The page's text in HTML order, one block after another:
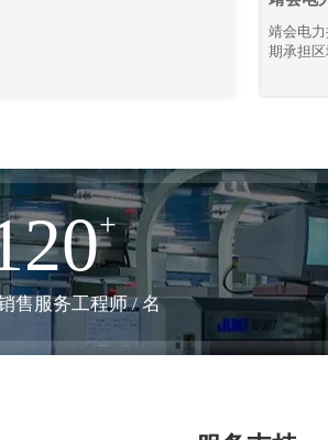
节能解
靖会电
期承担
品，全
靠。
+
售服务工程师 / 名